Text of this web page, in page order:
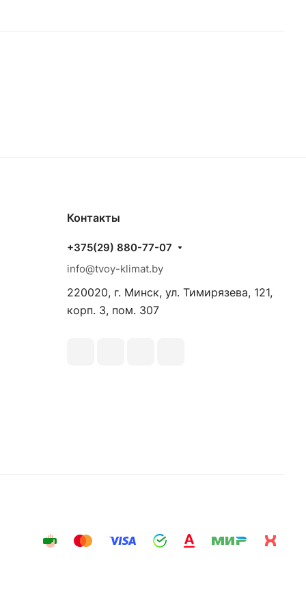
Контакты
+375(29) 880-77-07
info@tvoy-klimat.by
220020, г. Минск, ул. Тимирязева, 121,
корп. 3, пом. 307